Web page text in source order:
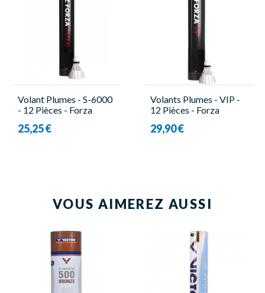
Volant Plumes - S-6000
- 12 Pièces - Forza
25,25 €
Volants Plumes - VIP -
12 Pièces - Forza
29,90 €
VOUS AIMEREZ AUSSI